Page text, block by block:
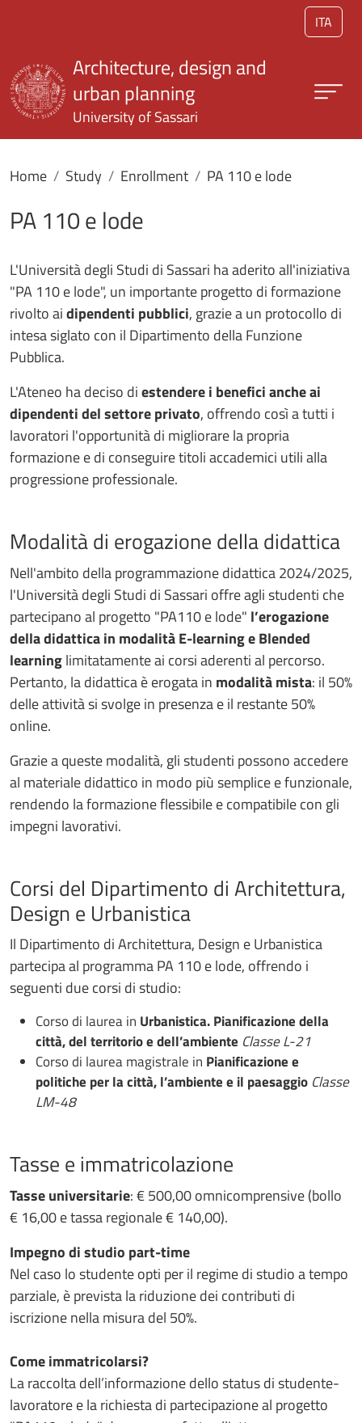
ITA
Architecture, design and
urban planning
University of Sassari
Home Study Enrollment PA 110 e lode
PA 110 e lode
L'Università degli Studi di Sassari ha aderito all'iniziativa
"PA 110 e lode", un importante progetto di formazione
rivolto aidipendenti pubblici, grazie a un protocollo di
intesa siglato con il Dipartimento della Funzione
Pubblica.
L'Ateneo ha deciso diestendere i benefici anche ai
dipendenti del settore privato, offrendo così a tutti i
lavoratori l'opportunità di migliorare la propria
formazione e di conseguire titoli accademici utili alla
progressione professionale.
Modalità di erogazione della didattica
Nell'ambito della programmazione didattica 2024/2025,
l'Università degli Studi di Sassari offre agli studenti che
partecipano al progetto "PA110 e lode" l’erogazione
della didattica in modalità E-learning e Blended
learninglimitatamente ai corsi aderenti al percorso.
Pertanto, la didattica è erogata in modalità mista: il 50%
delle attività si svolge in presenza e il restante 50%
online.
Grazie a queste modalità, gli studenti possono accedere
al materiale didattico in modo più semplice e funzionale,
rendendo la formazione flessibile e compatibile con gli
impegni lavorativi.
Corsi del Dipartimento di Architettura,
Design e Urbanistica
Il Dipartimento di Architettura, Design e Urbanistica
partecipa al programma PA 110 e lode, offrendo i
seguenti due corsi di studio:
Corso di laurea in Urbanistica. Pianificazione della
città, del territorio e dell’ambiente Classe L-21
Corso di laurea magistrale in Pianificazione e
politiche per la città, l’ambiente e il paesaggio Classe
LM-48
Tasse e immatricolazione
Tasse universitarie: € 500,00 omnicomprensive (bollo
€ 16,00 e tassa regionale € 140,00).
Impegno di studio part-time
Nel caso lo studente opti per il regime di studio a tempo
parziale, è prevista la riduzione dei contributi di
iscrizione nella misura del 50%.
Come immatricolarsi?
La raccolta dell’informazione dello status di studente-
lavoratore e la richiesta di partecipazione al progetto